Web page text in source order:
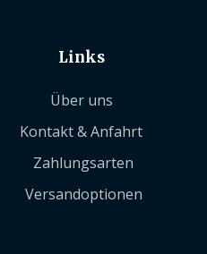
Links
Über uns
Kontakt & Anfahrt
Zahlungsarten
Versandoptionen